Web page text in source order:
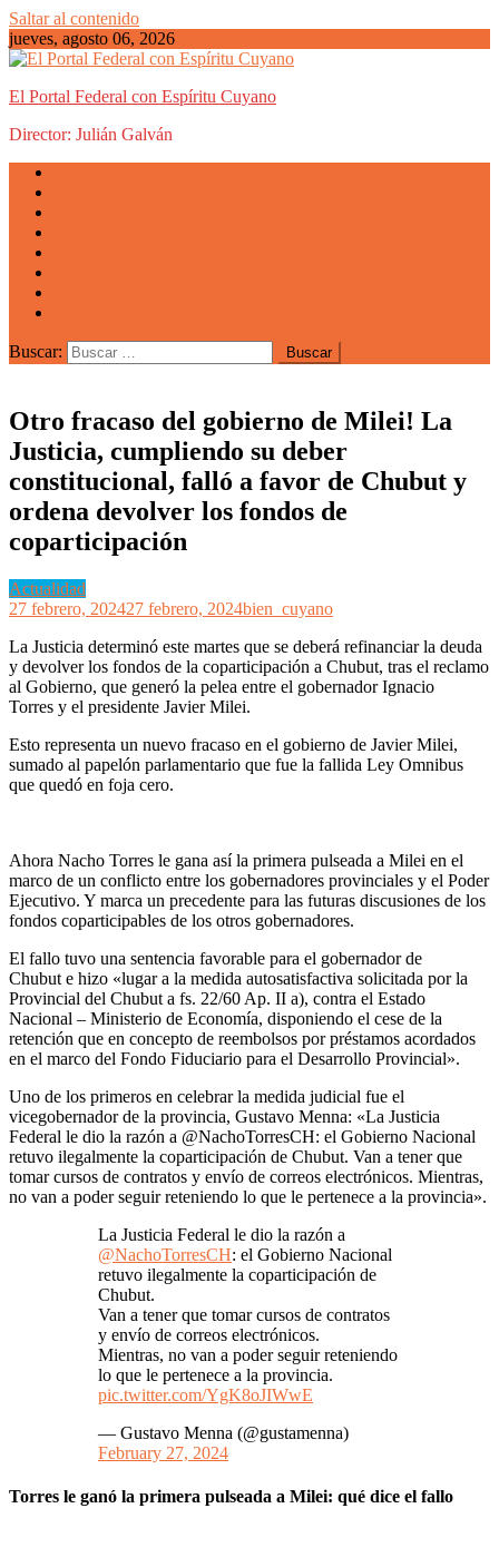
Saltar al contenido
jueves, agosto 06, 2026
El Portal Federal con Espíritu Cuyano
Director: Julián Galván
Buscar:
Otro fracaso del gobierno de Milei! La
Justicia, cumpliendo su deber
constitucional, falló a favor de Chubut y
ordena devolver los fondos de
coparticipación
Actualidad
27 febrero, 202427 febrero, 2024bien_cuyano
La Justicia determinó este martes que se deberá refinanciar la deuda
y devolver los fondos de la coparticipación a Chubut, tras el reclamo
al Gobierno, que generó la pelea entre el gobernador Ignacio
Torres y el presidente Javier Milei.
Esto representa un nuevo fracaso en el gobierno de Javier Milei,
sumado al papelón parlamentario que fue la fallida Ley Omnibus
que quedó en foja cero.
Ahora Nacho Torres le gana así la primera pulseada a Milei en el
marco de un conflicto entre los gobernadores provinciales y el Poder
Ejecutivo. Y marca un precedente para las futuras discusiones de los
fondos coparticipables de los otros gobernadores.
El fallo tuvo una sentencia favorable para el gobernador de
Chubut e hizo «lugar a la medida autosatisfactiva solicitada por la
Provincial del Chubut a fs. 22/60 Ap. II a), contra el Estado
Nacional – Ministerio de Economía, disponiendo el cese de la
retención que en concepto de reembolsos por préstamos acordados
en el marco del Fondo Fiduciario para el Desarrollo Provincial».
Uno de los primeros en celebrar la medida judicial fue el
vicegobernador de la provincia, Gustavo Menna: «La Justicia
Federal le dio la razón a @NachoTorresCH: el Gobierno Nacional
retuvo ilegalmente la coparticipación de Chubut. Van a tener que
tomar cursos de contratos y envío de correos electrónicos. Mientras,
no van a poder seguir reteniendo lo que le pertenece a la provincia».
La Justicia Federal le dio la razón a
@NachoTorresCH: el Gobierno Nacional
retuvo ilegalmente la coparticipación de
Chubut.
Van a tener que tomar cursos de contratos
y envío de correos electrónicos.
Mientras, no van a poder seguir reteniendo
lo que le pertenece a la provincia.
pic.twitter.com/YgK8oJIWwE
— Gustavo Menna (@gustamenna)
February 27, 2024
Torres le ganó la primera pulseada a Milei: qué dice el fallo